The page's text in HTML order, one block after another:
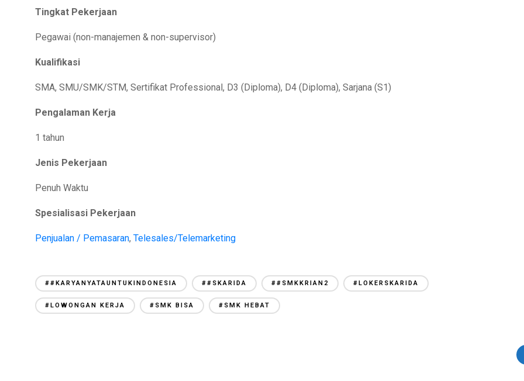
Tingkat Pekerjaan
Pegawai (non-manajemen & non-supervisor)
Kualifikasi
SMA, SMU/SMK/STM, Sertifikat Professional, D3 (Diploma), D4 (Diploma), Sarjana (S1)
Pengalaman Kerja
1 tahun
Jenis Pekerjaan
Penuh Waktu
Spesialisasi Pekerjaan
Penjualan / Pemasaran, Telesales/Telemarketing
##KARYANYATAUNTUKINDONESIA ##SKARIDA ##SMKKRIAN2 #LOKERSKARIDA
#LOWONGAN KERJA #SMK BISA #SMK HEBAT